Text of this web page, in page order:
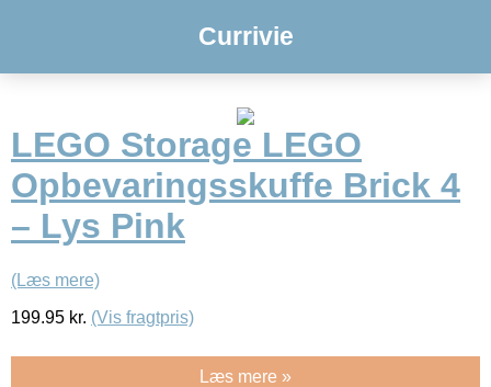
Currivie
LEGO Storage LEGO
Opbevaringsskuffe Brick 4
– Lys Pink
(Læs mere)
199.95 kr. (Vis fragtpris)
Læs mere »